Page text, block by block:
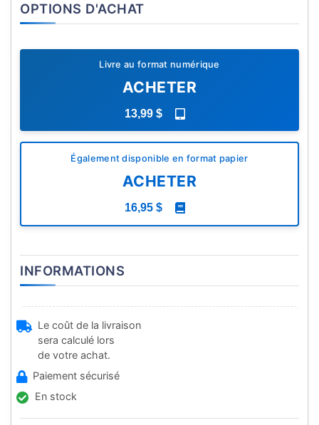
OPTIONS D'ACHAT
Livre au format numérique
ACHETER
13,99 $
Également disponible en format papier
ACHETER
16,95 $
INFORMATIONS
Le coût de la livraison
sera calculé lors
de votre achat.
Paiement sécurisé
En stock